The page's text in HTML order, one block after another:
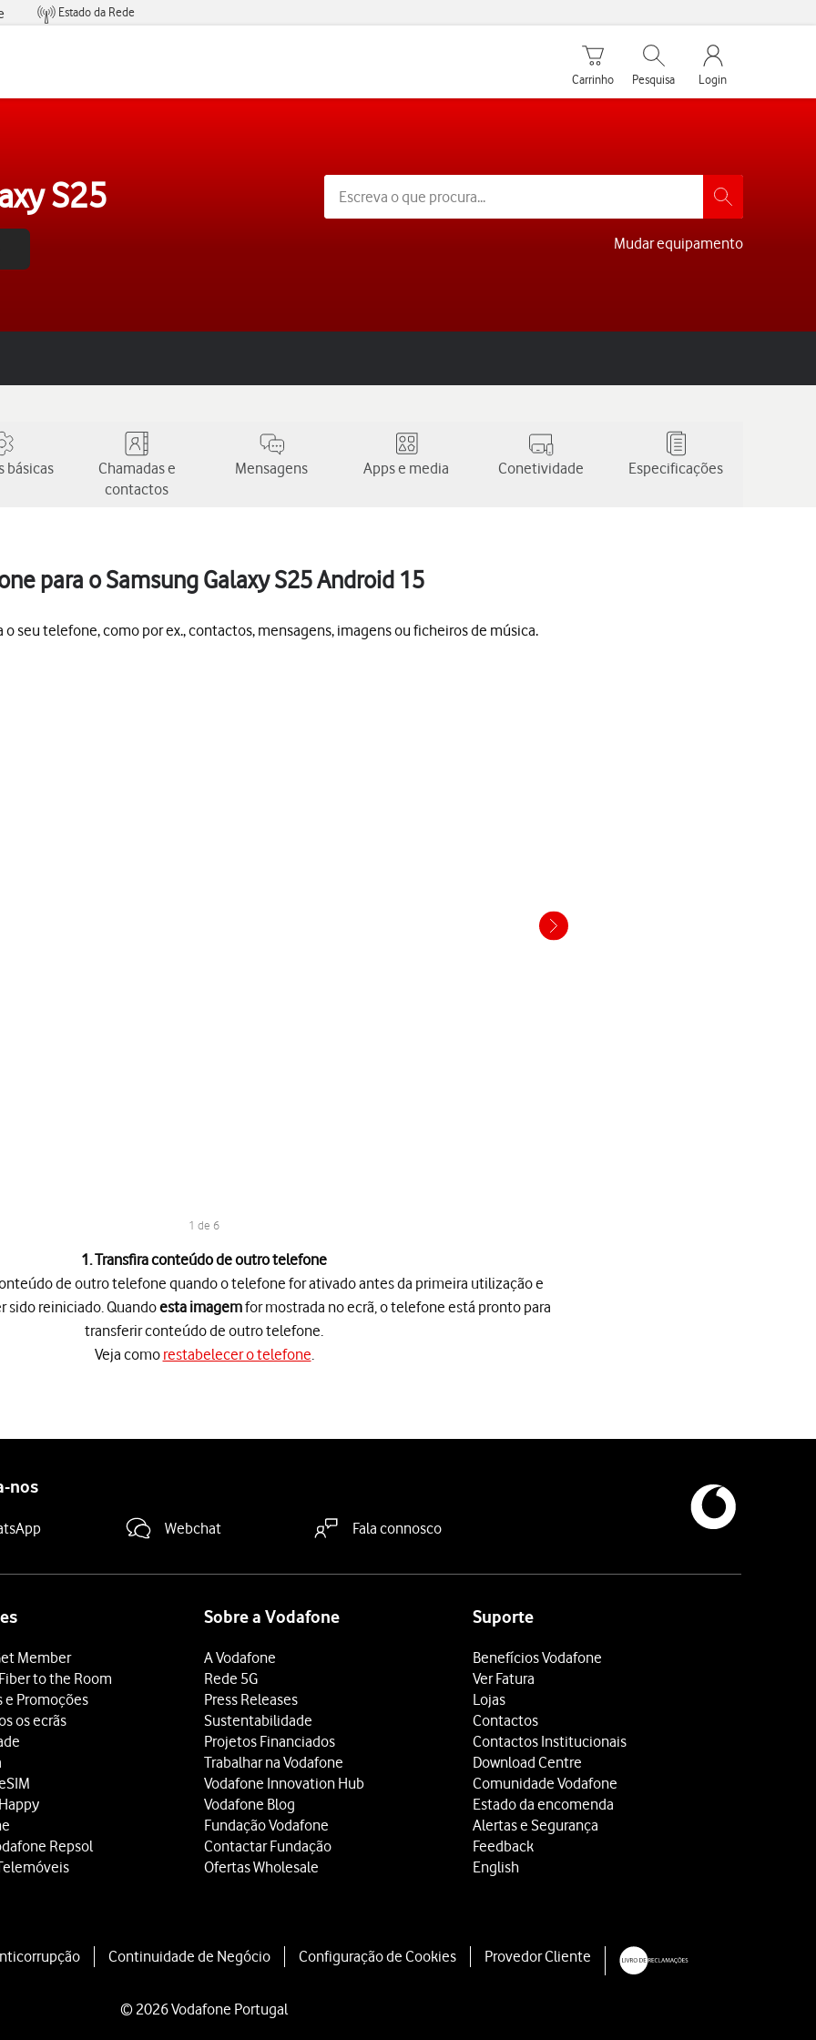
Estado da Rede
Carrinho de compras
Carrinho
Pesquisar
Pesquisa
My Vodafone
Login
S25
Mudar equipamento
básicas
Chamadas e
contactos
Mensagens Apps e media Conetividade Especificações
para o Samsung Galaxy S25 Android 15
seu telefone, como por ex., contactos, mensagens, imagens ou ficheiros de música.
1 de 6
1. Transfira conteúdo de outro telefone
de outro telefone quando o telefone for ativado antes da primeira utilização e
sido reiniciado. Quandoesta imagemfor mostrada no ecrã, o telefone está pronto para
transferir conteúdo de outro telefone.
Veja comorestabelecer o telefone
e siga as indicações no ecrã para transferir conteúdo de outro telefone.
nos
Webchat Fala connosco
Member
to the Room
e Promoções
os ecrãs
Repsol
Sobre a Vodafone
A Vodafone
Rede 5G
Press Releases
Sustentabilidade
Projetos Financiados
Trabalhar na Vodafone
Vodafone Innovation Hub
Vodafone Blog
Fundação Vodafone
Contactar Fundação
Ofertas Wholesale
Suporte
Benefícios Vodafone
Ver Fatura
Lojas
Contactos
Contactos Institucionais
Download Centre
Comunidade Vodafone
Estado da encomenda
Alertas e Segurança
Feedback
English
Continuidade de Negócio Configuração de Cookies Provedor Cliente
© 2026 Vodafone Portugal